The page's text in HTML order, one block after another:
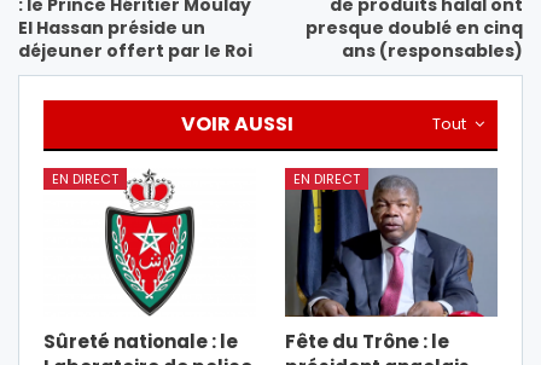
: le Prince Héritier Moulay
El Hassan préside un
déjeuner offert par le Roi
de produits halal ont
presque doublé en cinq
ans (responsables)
Tout
VOIR AUSSI
EN DIRECT
Sûreté nationale : le
EN DIRECT
Fête du Trône : le